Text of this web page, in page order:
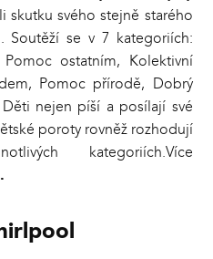
skutku svého stejně starého
Soutěží se v 7 kategoriích:
ostatním, Kolektivní
Pomoc přírodě, Dobrý
nejen píší a posílají své
poroty rovněž rozhodují
kategoriích.Více
.